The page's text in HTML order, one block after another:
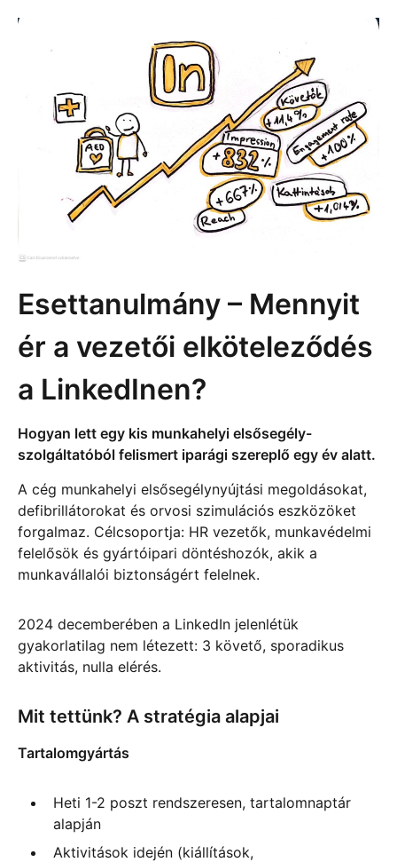
Esettanulmány – Mennyit
ér a vezetői elköteleződés
a LinkedInen?
Hogyan lett egy kis munkahelyi elsősegély-
szolgáltatóból felismert iparági szereplő egy év alatt.
A cég munkahelyi elsősegélynyújtási megoldásokat,
defibrillátorokat és orvosi szimulációs eszközöket
forgalmaz. Célcsoportja: HR vezetők, munkavédelmi
felelősök és gyártóipari döntéshozók, akik a
munkavállalói biztonságért felelnek.
2024 decemberében a LinkedIn jelenlétük
gyakorlatilag nem létezett: 3 követő, sporadikus
aktivitás, nulla elérés.
Mit tettünk? A stratégia alapjai
Tartalomgyártás
Heti 1-2 poszt rendszeresen, tartalomnaptár
alapján
Aktivitások idején (kiállítások,